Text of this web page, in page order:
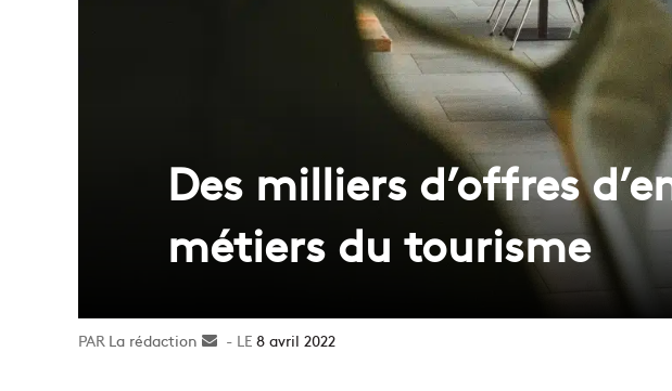
Des milliers d’offres
métiers du tourisme
La rédaction
Envoyer8 avril 2022